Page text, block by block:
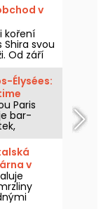
v
koření
svou
Od září
prodejnu
Élysées:
Paris
bar-
a
kde
každý
v